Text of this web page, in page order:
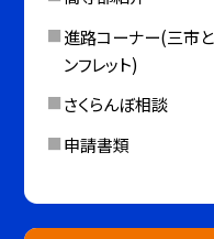
進路コーナー(三市
ンフレット)
さくらんぼ相談
申請書類